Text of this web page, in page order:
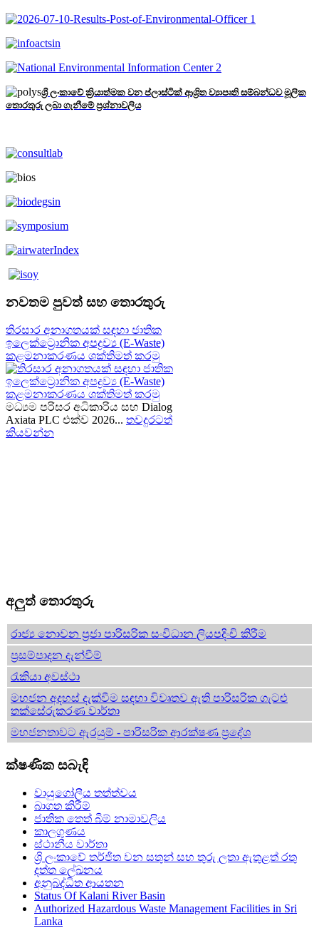
ශ්‍රී ලංකාවේ ක්‍රියාත්මක වන ප්ලාස්ටික් ආශ්‍රිත ව්‍යාපෘති සම්බන්ධව මූලික
තොරතුරු ලබා ගැනීමේ ප්‍රශ්නාවලිය
නවතම පුවත් සහ තොරතුරු
තිරසාර අනාගතයක් සඳහා ජාතික
ඉලෙක්ට්‍රොනික අපද්‍රව්‍ය (E-Waste)
කළමනාකරණය ශක්තිමත් කරමු
මධ්‍යම පරිසර අධිකාරිය සහ Dialog
Axiata PLC එක්ව 2026... තවදුරටත්
කියවන්න
අලුත් තොරතුරු
රාජ්‍ය නොවන ප්‍රජා පාරිසරික සංවිධාන ලියපදිංචි කිරීම
ප්‍රසම්පාදන දැන්වීම්
රැකියා අවස්ථා
මහජන අදහස් දැක්වීම සඳහා විවෘතව ඇති පාරිසරික ගැටළු
තක්සේරුකරණ වාර්තා
මහජනතාවට ඇරයුම් - පාරිසරික ආරක්ෂණ ප්‍රදේශ
ක්ෂණික සබැඳි
වායුගෝලීය තත්ත්වය
බාගත කිරීම්
ජාතික තෙත් බිම් නාමාවලිය
කාලගුණය
ස්ථානීය වාර්තා
ශ්‍රි ලංකාවේ තර්ජිත වන සතුන් සහ තුරු ලතා ඇතුළත් රතු
දත්ත ලේඛනය
අනුබද්ධිත ආයතන
Status Of Kalani River Basin
Authorized Hazardous Waste Management Facilities in Sri
Lanka